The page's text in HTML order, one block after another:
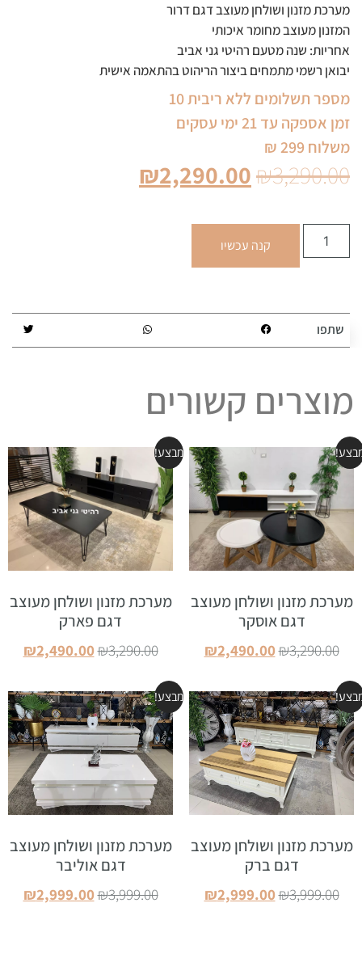
שתפו
מערכת מזנון ושולחן מעוצב דגם דרור
המזנון מעוצב מחומר איכותי
אחריות: שנה מטעם רהיטי גני אביב
יבואן רשמי מתמחים ביצור הריהוט בהתאמה אישית
מספר תשלומים ללא ריבית 10
זמן אספקה עד 21 ימי עסקים
משלוח 299 ₪
₪3,290.00
₪2,290.00
קנה עכשיו
מוצרים קשורים
מערכת מזנון ושולחן מעוצב
דגם אוסקר
₪3,290.00
₪2,490.00
מבצע!
מערכת מזנון ושולחן מעוצב
דגם פארק
₪3,290.00
₪2,490.00
מערכת מזנון ושולחן מעוצב
דגם ברק
₪3,999.00
₪2,999.00
מבצע!
מערכת מזנון ושולחן מעוצב
דגם אוליבר
₪3,999.00
₪2,999.00